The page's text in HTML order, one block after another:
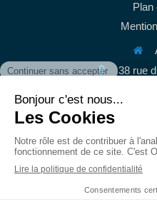
Plan
38 rue
DuLundiau